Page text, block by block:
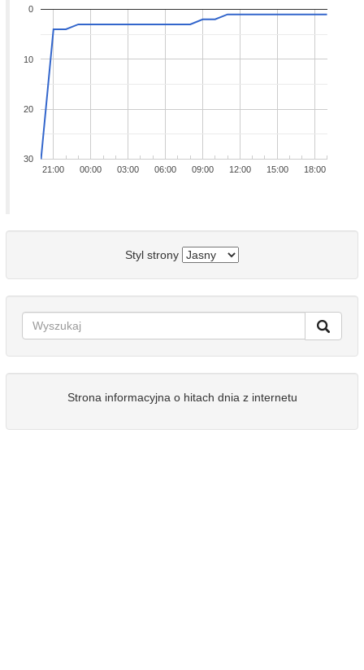
21:00 00:00 03:00 06:00 09:00 12:00 15:00 18:00
0
10
20
30
Styl strony
Strona informacyjna o hitach dnia z internetu